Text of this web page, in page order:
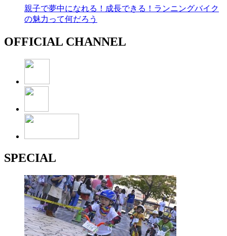
親子で夢中になれる！成長できる！ランニングバイク
の魅力って何だろう
OFFICIAL CHANNEL
SPECIAL